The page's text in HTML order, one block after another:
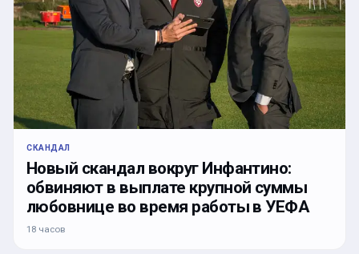
СКАНДАЛ
Новый скандал вокруг Инфантино:
обвиняют в выплате крупной суммы
любовнице во время работы в УЕФА
18 часов